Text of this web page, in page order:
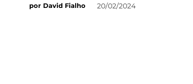
por David Fialho 20/02/2024